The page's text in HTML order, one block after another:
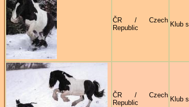
ČR / Czech
Republic
Klub
ČR / Czech
Republic
Klub